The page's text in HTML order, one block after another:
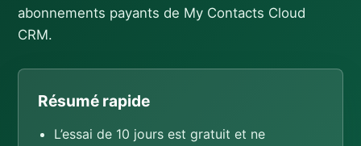
abonnements payants de My Contacts Cloud
CRM.
Résumé rapide
L’essai de 10 jours est gratuit et ne